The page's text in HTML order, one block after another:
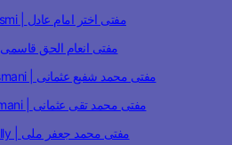
Mufti Akhtar Imam Adil Qasmi | مفتی اختر امام عادل
Mufti Inam ul Haq Qasmi | مفتی انعام الحق قاسمی
Mufti Muhammad Shafi Usmani | مفتی محمد شفیع عثمانی
Mufti Muhammad Taqi Usmani | مفتی محمد تقی عثمانی
Mufti Muhammad Jafar Milly | مفتی محمد جعفر ملی